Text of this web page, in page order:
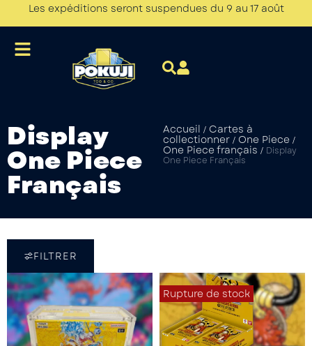
Les expéditions seront suspendues du 9 au 17 août
Display
One Piece
Français
Accueil / Cartes à
collectionner / One Piece /
One Piece français / Display
One Piece Français
FILTRER
Rupture de stock